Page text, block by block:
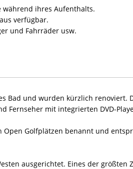
während ihres Aufenthalts.
verfügbar.
und Fahrräder usw.
Bad und wurden kürzlich renoviert.
Fernseher mit integrierten DVD-
Golfplätzen benannt und
ausgerichtet. Eines der größten